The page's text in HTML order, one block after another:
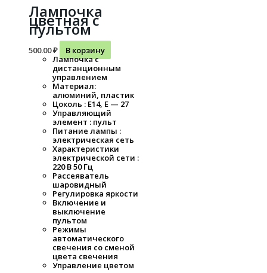
Лампочка
цветная с
пультом
500.00₽
В корзину
Лампочка с
дистанционным
управлением
Материал:
алюминий, пластик
Цоколь : Е14, Е — 27
Управляющий
элемент : пульт
Питание лампы :
электрическая сеть
Характеристики
электрической сети :
220 В 50 Гц
Рассеяватель
шаровидный
Регулировка яркости
Включение и
выключение
пультом
Режимы
автоматического
свечения со сменой
цвета свечения
Управление цветом